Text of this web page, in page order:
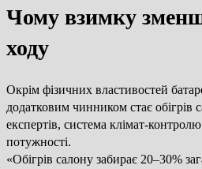
Чому взимку
ходу
Окрім фізичних властивостей
додатковим чинником стає обігрів
експертів, система клімат-
потужності.
«Обігрів салону забирає 20–30%